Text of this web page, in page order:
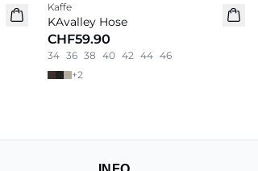
Neu
Kaffe
KAvalley Hose
CHF59.90
34 36 38 40 42 44 46
+2